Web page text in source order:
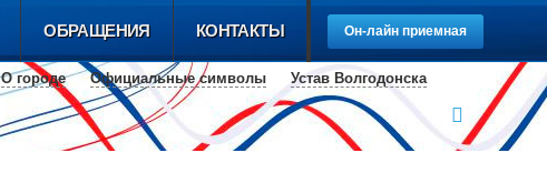
О городе Официальные cимволы Устав Волгодонска
ОБРАЩЕНИЯ КОНТАКТЫ Он-лайн приемная